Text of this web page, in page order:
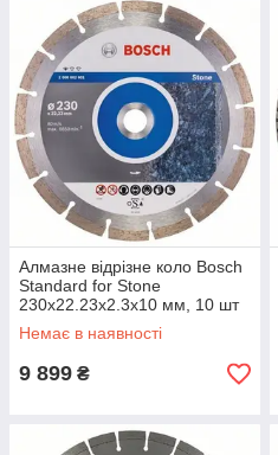
Алмазне відрізне коло Bosch
Standard for Stone
230x22.23x2.3x10 мм, 10 шт
(2608603238)
Немає в наявності
9 899 ₴